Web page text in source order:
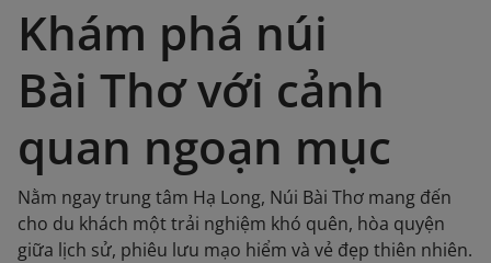
Khám phá núi
Bài Thơ với cảnh
quan ngoạn mục
Nằm ngay trung tâm Hạ Long, Núi Bài Thơ mang đến
cho du khách một trải nghiệm khó quên, hòa quyện
giữa lịch sử, phiêu lưu mạo hiểm và vẻ đẹp thiên nhiên.